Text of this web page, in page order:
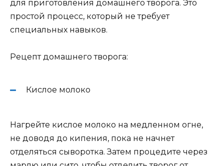
для приготовления домашнего творога. Это
простой процесс, который не требует
специальных навыков.
Рецепт домашнего творога:
Кислое молоко
Нагрейте кислое молоко на медленном огне,
не доводя до кипения, пока не начнет
отделяться сыворотка. Затем процедите через